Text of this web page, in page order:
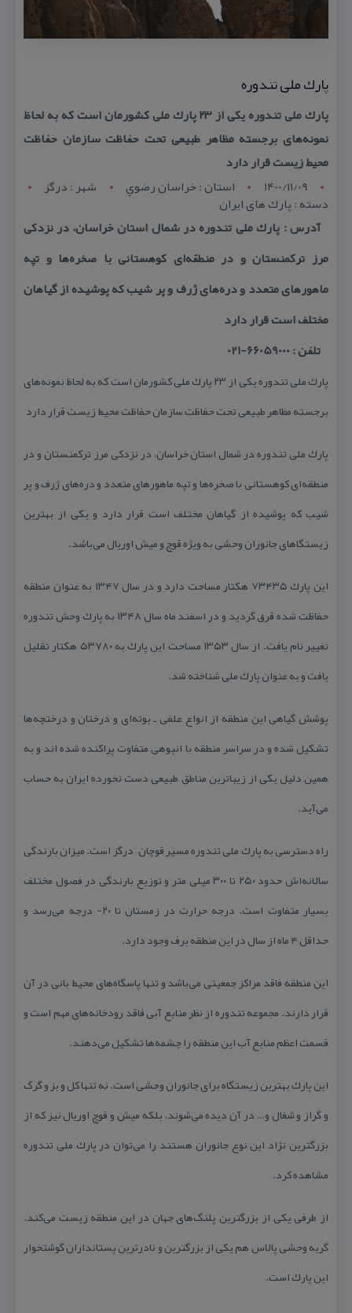
پارك ملی تندوره
پارك ملی تندوره یكی از ۲۳ پارك ملی كشورمان است كه به لحاظ
نمونه‌های برجسته مظاهر طبیعی تحت حفاظت سازمان حفاظت
محیط زیست قرار دارد
1400/11/09
استان : خراسان رضوي شهر : درگز
دسته : پارك های ایران
آدرس : پارك ملی تندوره در شمال استان خراسان، در نزدكی
مرز تركمنستان و در منطقه‌ای كوهستانی با صخره‌ها و تپه
ماهورهای متعدد و دره‌های ژرف و پر شیب كه پوشیده از گیاهان
مختلف است قرار دارد
تلفن : 66059000-021
پارك ملی تندوره یكی از ۲۳ پارك ملی كشورمان است كه به لحاظ نمونه‌های
برجسته مظاهر طبیعی تحت حفاظت سازمان حفاظت محیط زیست قرار دارد
پارك ملی تندوره در شمال استان خراسان، در نزدكی مرز تركمنستان و در
منطقه‌ای كوهستانی با صخره‌ها و تپه ماهورهای متعدد و دره‌های ژرف و پر
شیب كه پوشیده از گیاهان مختلف است قرار دارد و یكی از بهترین
زیستگاهای جانوران وحشی به ویژه قوچ و میش اوریال می‌باشد.
این پارك ۷۳۴۳۵ هكتار مساحت دارد و در سال ۱۳۴۷ به عنوان منطقه
حفاظت شده قرق گردید و در اسفند ماه سال ۱۳۴۸ به پارك وحش تندوره
تغییر نام یافت. از سال ۱۳۵۳ مساحت این پارك به ۵۳۷۸۰ هكتار تقلیل
یافت و به عنوان پارك ملی شناخته شد.
پوشش گیاهی این منطقه از انواع علفی ـ بوته‌ای و درختان و درختچه‌ها
تشكیل شده و در سراسر منطقه با انبوهی متفاوت پراكنده شده اند و به
همین دلیل یكی از زیباترین مناطق طبیعی دست نخورده ایران به حساب
می‌آید.
راه دسترسی به پارك ملی تندوره مسیر قوچان – درگز است. میزان بارندگی
سالانه‌اش حدود ۲۵۰ تا ۳۰۰ میلی متر و توزیع بارندگی در فصول مختلف
بسیار متفاوت است. درجه حرارت در زمستان تا ۲۰- درجه می‌رسد و
حداقل ۴ ماه از سال در این منطقه برف وجود دارد.
این منطقه فاقد مراكز جمعیتی می‌باشد و تنها پاسگاه‌های محیط بانی در آن
قرار دارند. مجموعه تندوره از نظر منابع آبی فاقد رودخانه‌های مهم است و
قسمت اعظم منابع آب این منطقه را چشمه‌ها تشكیل می‌دهند.
این پارك بهترین زیستگاه‌ برای جانوران وحشی است. نه تنها كل و بز و گرگ
و گراز و شغال و… در آن دیده می‌شوند، بلكه میش و قوچ اوریال نیز كه از
بزرگترین نژاد این نوع جانوران هستند را می‌توان در پارك ملی تندوره
مشاهده كرد.
از طرفی یكی از بزرگترین پلنگ‌های جهان در این منطقه زیست می‌كند.
گربه وحشی پالاس هم یكی از بزرگترین و نادرترین پستانداران گوشتخوار
این پارك است.